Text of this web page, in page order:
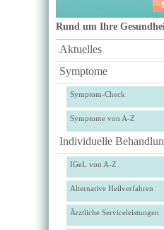
Rund um Ihre
Aktuelles
Symptome
Symptom-Check
Symptome von A-Z
Individuelle
IGeL von A-Z
Alternative Heilverfahren
Ärztliche Serviceleistungen